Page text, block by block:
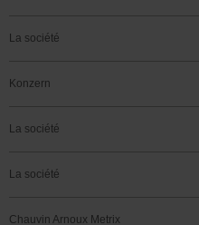
La société
Konzern
La société
La société
Chauvin Arnoux Metrix